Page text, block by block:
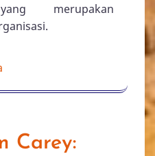
merupakan
Carey: